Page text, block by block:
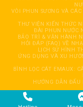
VÒI PHUN SƯƠNG VÀ
THƯ VIỆN KIẾN THỨC
ĐÀI PHUN NƯỚC
BẢO TRÌ & VẬN HÀNH
HỎI ĐÁP (FAQ) VỀ
LỊCH SỬ HÌNH
ỨNG DỤNG VÀ XU
BÌNH LỌC CÁT EMAUX:
HƯỚNG DẪN ĐẤU
Copyright 2026 © CÔNG
rights